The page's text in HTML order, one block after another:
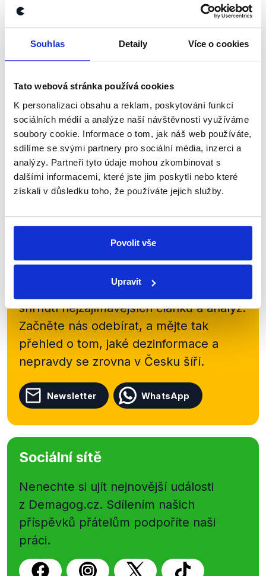
Souhlas Detaily Více o cookies
Tato webová stránka používá cookies
K personalizaci obsahu a reklam, poskytování funkcí
sociálních médií a analýze naší návštěvnosti využíváme
soubory cookie. Informace o tom, jak náš web používáte,
sdílíme se svými partnery pro sociální média, inzerci a
analýzy. Partneři tyto údaje mohou zkombinovat s
dalšími informacemi, které jste jim poskytli nebo které
získali v důsledku toho, že používáte jejich služby.
Povolit vše
Upravit
Ministerstvo průmyslu a obchodu dokončilo návrh
novely energetického zákona, který zavádí principy
komunitní energetiky a lidem, firmám či obcím
byl zcela dokončen až v únoru 2023. Fialův kabinet jej
v červnu 2023, která jej přijala v prosinci 2023, kdy
novela zároveň prošla celým legislativním procesem
a umožnila tak sdílení energií od léta 2024. Návrh
novely MPO nicméně připravilo do konce roku 2022,
a slib proto hodnotíme jako splněný.
Zůstaňme v kontaktu
kanálu, kde pravidelně přinášíme
shrnutí nejzajímavějších článků a analýz.
Začněte nás odebírat, a mějte tak
přehled o tom, jaké dezinformace a
nepravdy se zrovna v Česku šíří.
Newsletter WhatsApp
Sociální sítě
Nenechte si ujít nejnovější události
z Demagog.cz. Sdílením našich
příspěvků přátelům podpoříte naši
práci.